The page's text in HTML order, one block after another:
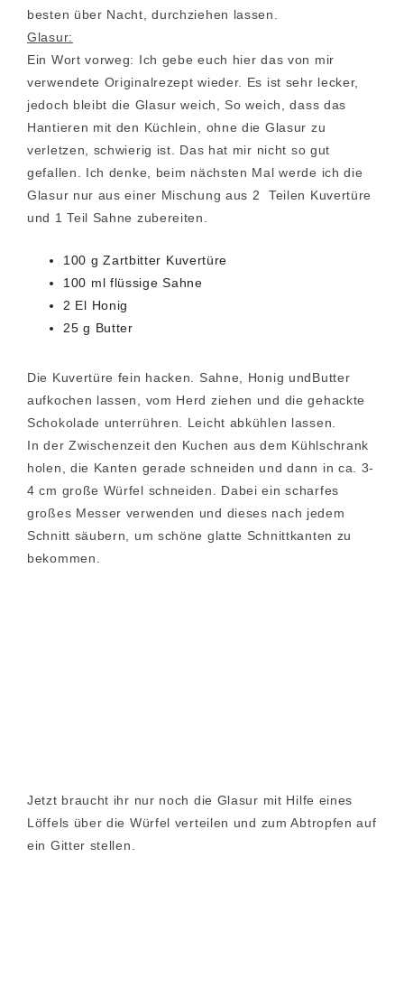
besten über Nacht, durchziehen lassen.
Glasur:
Ein Wort vorweg: Ich gebe euch hier das von mir
verwendete Originalrezept wieder. Es ist sehr lecker,
jedoch bleibt die Glasur weich, So weich, dass das
Hantieren mit den Küchlein, ohne die Glasur zu
verletzen, schwierig ist. Das hat mir nicht so gut
gefallen. Ich denke, beim nächsten Mal werde ich die
Glasur nur aus einer Mischung aus 2 Teilen Kuvertüre
und 1 Teil Sahne zubereiten.
100 g Zartbitter Kuvertüre
100 ml flüssige Sahne
2 El Honig
25 g Butter
Die Kuvertüre fein hacken. Sahne, Honig undButter
aufkochen lassen, vom Herd ziehen und die gehackte
Schokolade unterrühren. Leicht abkühlen lassen.
In der Zwischenzeit den Kuchen aus dem Kühlschrank
holen, die Kanten gerade schneiden und dann in ca. 3-
4 cm große Würfel schneiden. Dabei ein scharfes
großes Messer verwenden und dieses nach jedem
Schnitt säubern, um schöne glatte Schnittkanten zu
bekommen.
Jetzt braucht ihr nur noch die Glasur mit Hilfe eines
Löffels über die Würfel verteilen und zum Abtropfen auf
ein Gitter stellen.